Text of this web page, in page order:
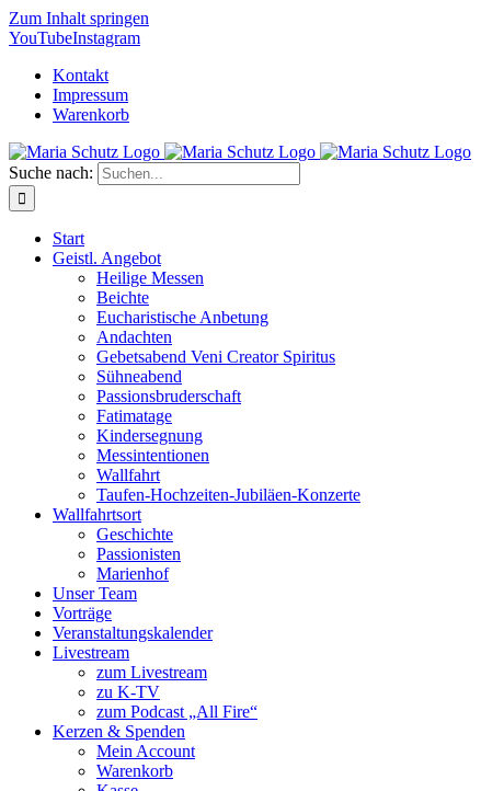
Zum Inhalt springen
YouTubeInstagram
Kontakt
Impressum
Warenkorb
Suche nach:
Start
Geistl. Angebot
Heilige Messen
Beichte
Eucharistische Anbetung
Andachten
Gebetsabend Veni Creator Spiritus
Sühneabend
Passionsbruderschaft
Fatimatage
Kindersegnung
Messintentionen
Wallfahrt
Taufen-Hochzeiten-Jubiläen-Konzerte
Wallfahrtsort
Geschichte
Passionisten
Marienhof
Unser Team
Vorträge
Veranstaltungskalender
Livestream
zum Livestream
zu K-TV
zum Podcast „All Fire“
Kerzen & Spenden
Mein Account
Warenkorb